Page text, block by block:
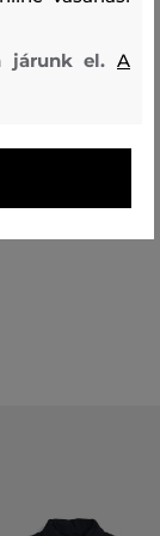
járunk el.A